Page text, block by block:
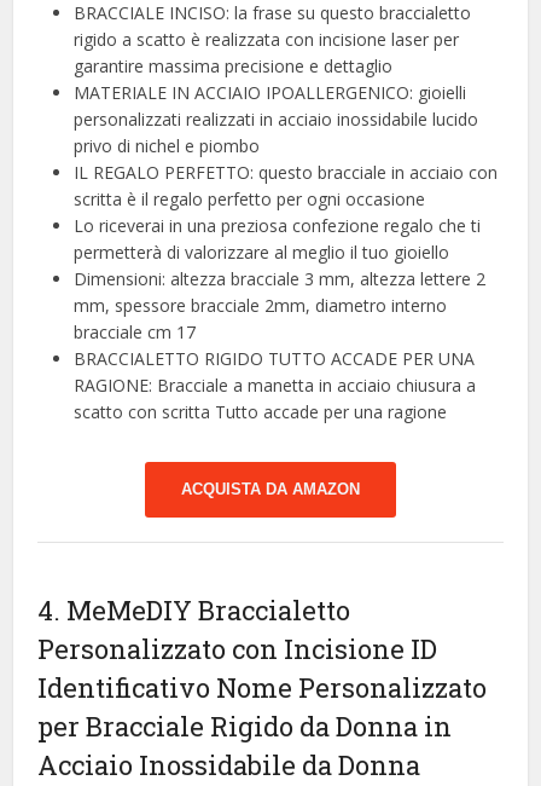
BRACCIALE INCISO: la frase su questo braccialetto
rigido a scatto è realizzata con incisione laser per
garantire massima precisione e dettaglio
MATERIALE IN ACCIAIO IPOALLERGENICO: gioielli
personalizzati realizzati in acciaio inossidabile lucido
privo di nichel e piombo
IL REGALO PERFETTO: questo bracciale in acciaio con
scritta è il regalo perfetto per ogni occasione
Lo riceverai in una preziosa confezione regalo che ti
permetterà di valorizzare al meglio il tuo gioiello
Dimensioni: altezza bracciale 3 mm, altezza lettere 2
mm, spessore bracciale 2mm, diametro interno
bracciale cm 17
BRACCIALETTO RIGIDO TUTTO ACCADE PER UNA
RAGIONE: Bracciale a manetta in acciaio chiusura a
scatto con scritta Tutto accade per una ragione
ACQUISTA DA AMAZON
4. MeMeDIY Braccialetto
Personalizzato con Incisione ID
Identificativo Nome Personalizzato
per Bracciale Rigido da Donna in
Acciaio Inossidabile da Donna